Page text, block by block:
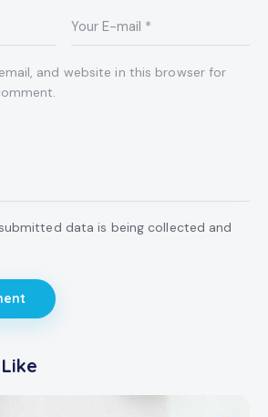
and website in this browser for
data is being collected and